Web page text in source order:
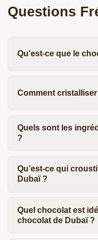
Questions
Qu'est-ce que le
Comment
Quels sont les
?
Qu’est-ce qui
Dubaï ?
Quel chocolat est
chocolat de Dubaï ?